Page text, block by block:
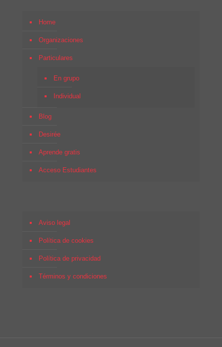
Home
Organizaciones
Particulares
En grupo
Individual
Blog
Desirée
Aprende gratis
Acceso Estudiantes
Aviso legal
Política de cookies
Política de privacidad
Términos y condiciones